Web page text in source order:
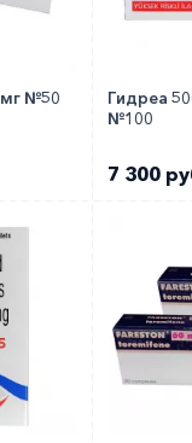
врачи
препарат с
в вашем городе.
бронирование
8 800 301 52
по РФ)
мг №50
Гидреа
№100
7 300